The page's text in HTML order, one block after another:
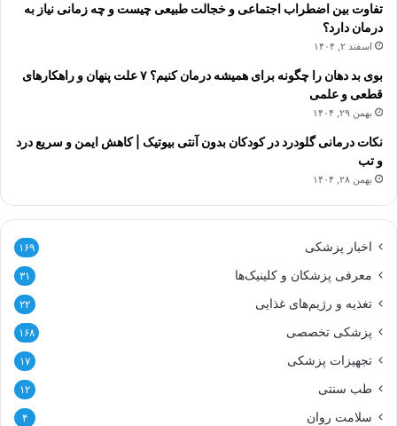
تفاوت بین اضطراب اجتماعی و خجالت طبیعی چیست و چه زمانی نیاز به
درمان دارد؟
اسفند ۲, ۱۴۰۴
بوی بد دهان را چگونه برای همیشه درمان کنیم؟ ۷ علت پنهان و راهکارهای
قطعی و علمی
بهمن ۲۹, ۱۴۰۴
نکات درمانی گلودرد در کودکان بدون آنتی بیوتیک | کاهش ایمن و سریع درد
و تب
بهمن ۲۸, ۱۴۰۴
اخبار پزشکی ۱۶۹
معرفی پزشکان و کلینیک‌ها ۳۱
تغذیه و رژیم‌های غذایی ۲۲
پزشکی تخصصی ۱۶۸
تجهیزات پزشکی ۱۷
طب سنتی ۱۲
سلامت روان ۴